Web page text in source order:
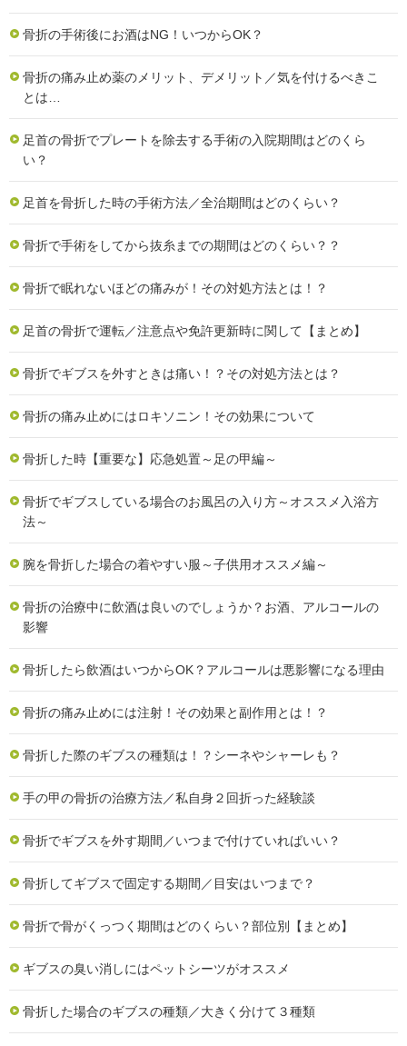
骨折の手術後にお酒はNG！いつからOK？
骨折の痛み止め薬のメリット、デメリット／気を付けるべきこ
とは…
足首の骨折でプレートを除去する手術の入院期間はどのくら
い？
足首を骨折した時の手術方法／全治期間はどのくらい？
骨折で手術をしてから抜糸までの期間はどのくらい？？
骨折で眠れないほどの痛みが！その対処方法とは！？
足首の骨折で運転／注意点や免許更新時に関して【まとめ】
骨折でギブスを外すときは痛い！？その対処方法とは？
骨折の痛み止めにはロキソニン！その効果について
骨折した時【重要な】応急処置～足の甲編～
骨折でギブスしている場合のお風呂の入り方～オススメ入浴方
法～
腕を骨折した場合の着やすい服～子供用オススメ編～
骨折の治療中に飲酒は良いのでしょうか？お酒、アルコールの
影響
骨折したら飲酒はいつからOK？アルコールは悪影響になる理由
骨折の痛み止めには注射！その効果と副作用とは！？
骨折した際のギブスの種類は！？シーネやシャーレも？
手の甲の骨折の治療方法／私自身２回折った経験談
骨折でギブスを外す期間／いつまで付けていればいい？
骨折してギブスで固定する期間／目安はいつまで？
骨折で骨がくっつく期間はどのくらい？部位別【まとめ】
ギブスの臭い消しにはペットシーツがオススメ
骨折した場合のギブスの種類／大きく分けて３種類